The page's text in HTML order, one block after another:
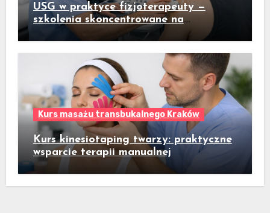
USG w praktyce fizjoterapeuty —
szkolenia skoncentrowane na
praktycznym badaniu pacjenta
Kurs masażu transbukalnego Kraków
Kurs kinesiotaping twarzy: praktyczne
wsparcie terapii manualnej